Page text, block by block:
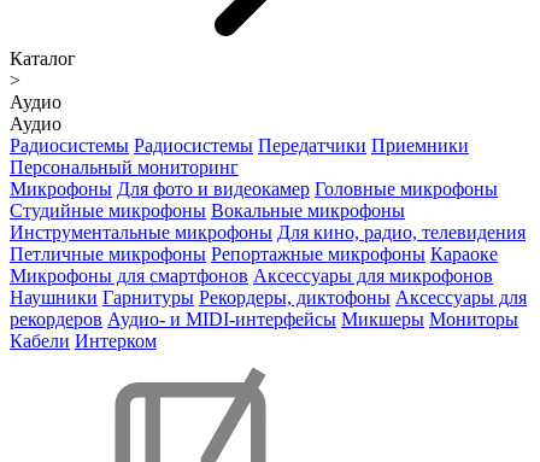
Каталог
>
Аудио
Аудио
Радиосистемы Радиосистемы Передатчики Приемники
Персональный мониторинг
Микрофоны Для фото и видеокамер Головные микрофоны
Студийные микрофоны Вокальные микрофоны
Инструментальные микрофоны Для кино, радио, телевидения
Петличные микрофоны Репортажные микрофоны Караоке
Микрофоны для смартфонов Аксессуары для микрофонов
Наушники Гарнитуры Рекордеры, диктофоны Аксессуары для
рекордеров Аудио- и MIDI-интерфейсы Микшеры Мониторы
Кабели Интерком